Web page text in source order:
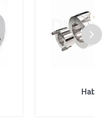
Habit®